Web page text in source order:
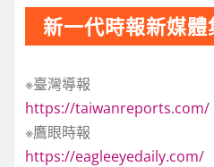
新一代時報新媒體
※臺灣導報
https://taiwanreports.com/
※鷹眼時報
https://eagleeyedaily.com/